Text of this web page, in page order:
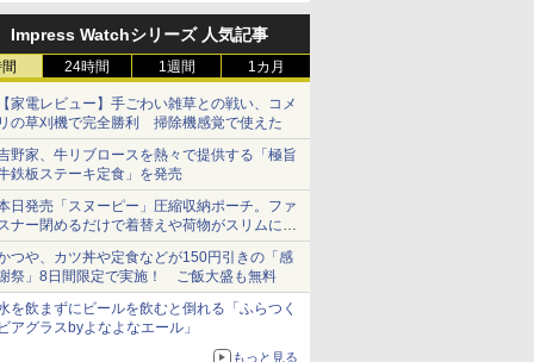
Impress Watchシリーズ 人気記事
24時間 1週間 1カ月
家電レビュー】手ごわい雑草との戦い、コメ
の草刈機で完全勝利 掃除機感覚で使えた
野家、牛リブロースを熱々で提供する「極旨
鉄板ステーキ定食」を発売
日発売「スヌーピー」圧縮収納ポーチ。ファ
ナー閉めるだけで着替えや荷物がスリムにま
まる
つや、カツ丼や定食などが150円引きの「感
祭」8日間限定で実施！ ご飯大盛も無料
を飲まずにビールを飲むと倒れる「ふらつく
アグラスbyよなよなエール」
もっと見る